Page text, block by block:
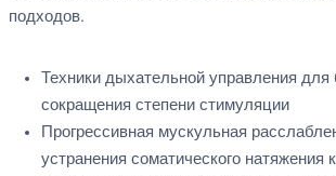
подходов.
Техники дыхательной управления для
сокращения степени стимуляции
Прогрессивная мускульная
устранения соматического натяжения